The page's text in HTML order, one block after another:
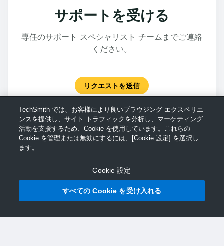
サポートを受ける
専任のサポート スペシャリスト チームまでご連絡
ください。
リクエストを送信
TechSmith では、お客様により良いブラウジング エクスペリエ
ンスを提供し、サイト トラフィックを分析し、マーケティング
活動を支援するため、Cookie を使用しています。これらの
Cookie を管理または無効にするには、[Cookie 設定] を選択し
ます。
Cookie 設定
すべての Cookie を受け入れる